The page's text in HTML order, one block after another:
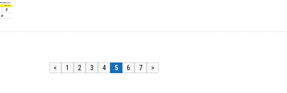
< 1 2 3 4 5 6 7 >